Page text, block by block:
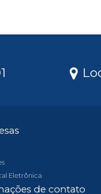
Eletrônica
de contato